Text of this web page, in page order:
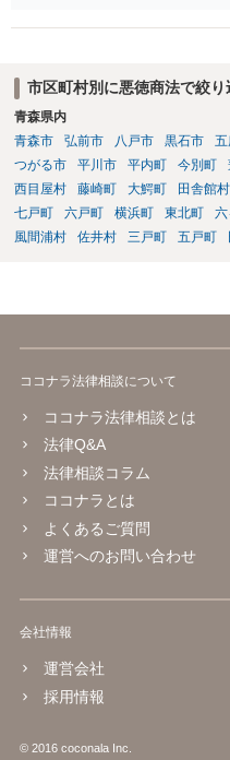
絶）を食らう可能性があります
変わるかもしれませんが…
市区町村別に悪徳商法で絞り
青森県内
青森市
弘前市 八戸市 黒石市
つがる市
平川市 平内町 今別町
西目屋村
藤崎町 大鰐町 田舎館村
七戸町
六戸町 横浜町 東北町
風間浦村
佐井村 三戸町 五戸町
ココナラ法律相談について
ココナラ法律相談とは
法律Q&A
法律相談コラム
ココナラとは
よくあるご質問
運営へのお問い合わせ
会社情報
運営会社
採用情報
© 2016 coconala Inc.